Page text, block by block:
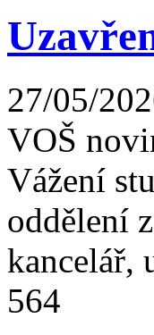
27/05/
VOŠ
Vážení
oddělení
kancelář,
564